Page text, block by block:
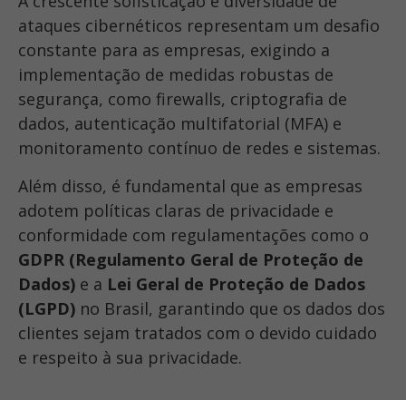
ataques cibernéticos representam um desafio
constante para as empresas, exigindo a
implementação de medidas robustas de
segurança, como firewalls, criptografia de
dados, autenticação multifatorial (MFA) e
monitoramento contínuo de redes e sistemas.
Além disso, é fundamental que as empresas
adotem políticas claras de privacidade e
conformidade com regulamentações como o
GDPR (Regulamento Geral de Proteção de
Dados) e a Lei Geral de Proteção de Dados
(LGPD) no Brasil, garantindo que os dados dos
clientes sejam tratados com o devido cuidado
e respeito à sua privacidade.